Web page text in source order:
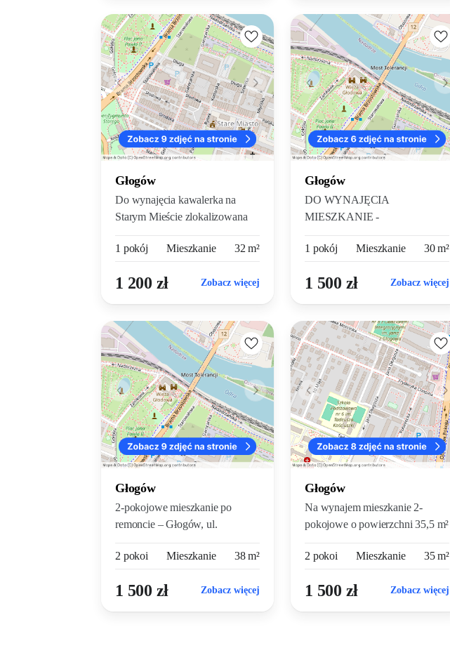
Głogów
Do wynajęcia kawalerka na
Starym Mieście zlokalizowana
1 pokój
Mieszkanie 32 m²
1 200 zł Zobacz więcej
Głogów
DO WYNAJĘCIA
MIESZKANIE -
kuchennym o...
1 pokój Mieszkanie 30 m²
1 500 zł Zobacz więcej
Głogów
2-pokojowe mieszkanie po
remoncie – Głogów, ul.
2 pokoi
Mieszkanie 38 m²
1 500 zł Zobacz więcej
Głogów
Na wynajem mieszkanie 2-
pokojowe o powierzchni 35,5 m²
2 pokoi
Mieszkanie 35 m²
1 500 zł Zobacz więcej